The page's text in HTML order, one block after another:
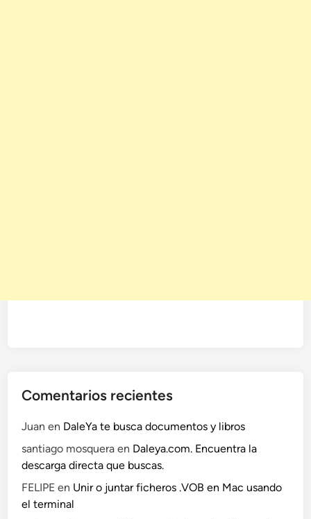
Comentarios recientes
Juan en DaleYa te busca documentos y libros
santiago mosquera en Daleya.com. Encuentra la
descarga directa que buscas.
FELIPE en Unir o juntar ficheros .VOB en Mac usando
el terminal